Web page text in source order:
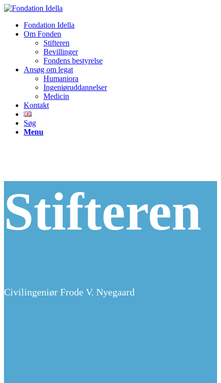
Fondation Idella
Om Fonden
Stifteren
Bevillinger
Fondens bestyrelse
Ansøg om legat
Humaniora
Ingeniøruddannelser
Medicin
Kontakt
Søg
Menu
Stifteren
Civilingeniør Frode V. Nyegaard